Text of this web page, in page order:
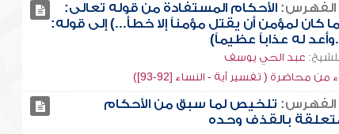
الفهرس: الأحكام المستفادة من قوله تعالى:
كان لمؤمن أن يقتل مؤمناً إلا خطأ...) إلى قوله:
له عذاباً عظيماً)
عبد الحي يوسف
من محاضرة ( تفسير آية - النساء [92-93])
الفهرس: تلخيص لما سبق من الأحكام
بالقذف وحده